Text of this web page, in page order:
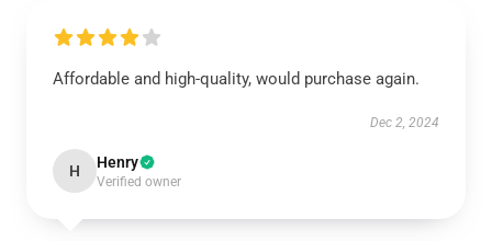
Affordable and high-quality, would purchase again.
Dec 2, 2024
H Henry
Verified owner